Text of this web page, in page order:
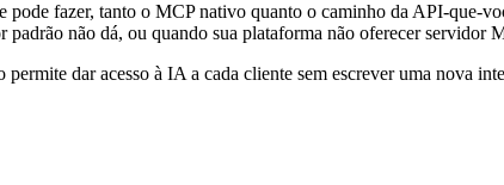
pode fazer, tanto o MCP nativo quanto o caminho da API-que-
não dá, ou quando sua plataforma não oferecer servidor
dar acesso à IA a cada cliente sem escrever uma nova